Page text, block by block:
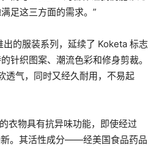
足这三方面的需求。”
的服装系列，延续了 Koketa 标志
针织图案、潮流色彩和修身剪裁。
透气，同时又经久耐用，不易起
衣物具有抗异味功能，即使经过
。其活性成分——经美国食品药品